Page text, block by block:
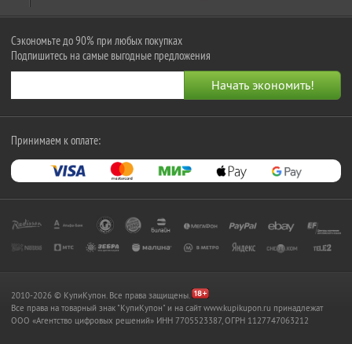
Сэкономьте до 90% при любых покупках
Подпишитесь на самые выгодные предложения
Принимаем к оплате:
2010-2026 © КупиКупон. Все права защищены.
Все права на товарный знак "КупиКупон" и на сайт www.kupikupon.ru принадлежат
OOO «Агентство цифровых решений» ИНН 7705523387, ОГРН 1127747063212